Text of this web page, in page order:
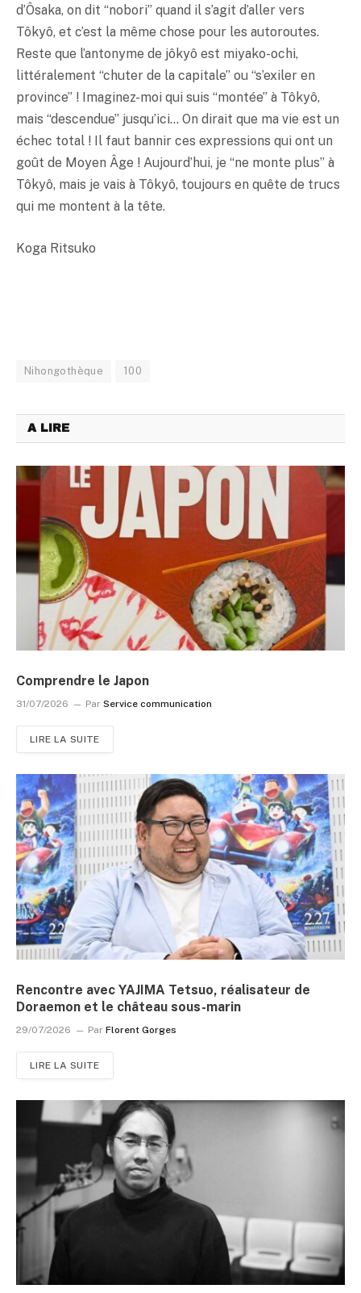
d’Ôsaka, on dit “nobori” quand il s’agit d’aller vers
Tôkyô, et c’est la même chose pour les autoroutes.
Reste que l’antonyme de jôkyô est miyako-ochi,
littéralement “chuter de la capitale” ou “s’exiler en
province” ! Imaginez-moi qui suis “montée” à Tôkyô,
mais “descendue” jusqu’ici… On dirait que ma vie est un
échec total ! Il faut bannir ces expressions qui ont un
goût de Moyen Âge ! Aujourd’hui, je “ne monte plus” à
Tôkyô, mais je vais à Tôkyô, toujours en quête de trucs
qui me montent à la tête.
Koga Ritsuko
Nihongothèque 100
A LIRE
Comprendre le Japon
31/07/2026 Par Service communication
LIRE LA SUITE
Rencontre avec YAJIMA Tetsuo, réalisateur de
Doraemon et le château sous-marin
29/07/2026 Par Florent Gorges
LIRE LA SUITE